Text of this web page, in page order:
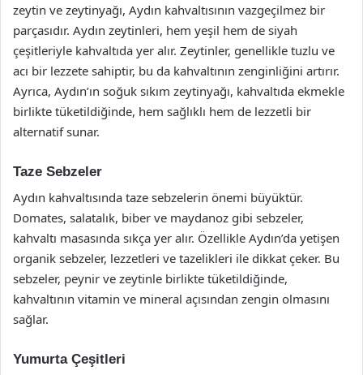
zeytin ve zeytinyağı, Aydın kahvaltısının vazgeçilmez bir
parçasıdır. Aydın zeytinleri, hem yeşil hem de siyah
çeşitleriyle kahvaltıda yer alır. Zeytinler, genellikle tuzlu ve
acı bir lezzete sahiptir, bu da kahvaltının zenginliğini artırır.
Ayrıca, Aydın’ın soğuk sıkım zeytinyağı, kahvaltıda ekmekle
birlikte tüketildiğinde, hem sağlıklı hem de lezzetli bir
alternatif sunar.
Taze Sebzeler
Aydın kahvaltısında taze sebzelerin önemi büyüktür.
Domates, salatalık, biber ve maydanoz gibi sebzeler,
kahvaltı masasında sıkça yer alır. Özellikle Aydın’da yetişen
organik sebzeler, lezzetleri ve tazelikleri ile dikkat çeker. Bu
sebzeler, peynir ve zeytinle birlikte tüketildiğinde,
kahvaltının vitamin ve mineral açısından zengin olmasını
sağlar.
Yumurta Çeşitleri